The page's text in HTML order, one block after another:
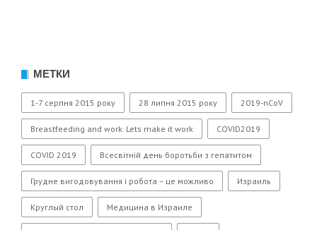
МЕТКИ
1-7 серпня 2015 року 28 липня 2015 року 2019-nCoV
Breastfeeding and work. Lets make it work COVID2019
COVID 2019 Всесвітній день боротьби з гепатитом
Грудне вигодовування і робота – це можливо Израиль
Круглый стол Медицина в Израиле